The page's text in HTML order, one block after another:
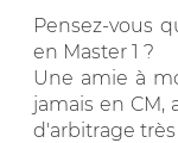
Pensez-vous
en Master 1 ?
Une amie à
jamais en CM,
d'arbitrage